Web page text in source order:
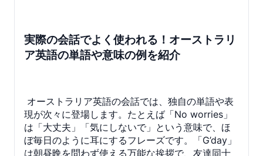
実際の会話でよく使われる！オーストラリ
ア英語の単語や意味の例を紹介
オーストラリア英語の会話では、独自の単語や表
現が次々に登場します。たとえば「No worries」
は「大丈夫」「気にしないで」という意味で、ほ
ぼ毎日のように耳にするフレーズです。「G’day」
は朝昼晩を問わず使える万能な挨拶で、友達同士